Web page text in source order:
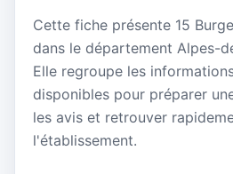
Cette fiche présente 15
dans le département Alpes-
Elle regroupe les
disponibles pour préparer
les avis et retrouver
l'établissement.